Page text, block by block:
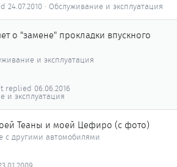
Обслуживание и эксплуатация
24.07.2010
о "замене" прокладки впускного
и эксплуатация
и эксплуатация
06.06.2016
Теаны и моей Цефиро (с фото)
с другими автомобилями